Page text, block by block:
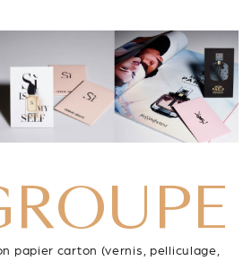
papier carton (vernis, pelliculage,